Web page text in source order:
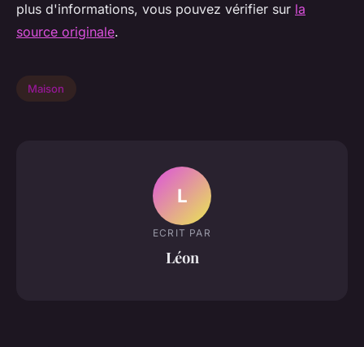
plus d'informations, vous pouvez vérifier sur la
source originale.
Maison
L
ECRIT PAR
Léon